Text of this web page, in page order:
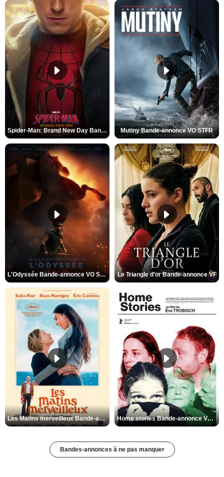
Spider-Man: Brand New Day Bande-annonce VO STFR Mutiny Bande-annonce VO STFR
L'Odyssée Bande-annonce VO STFR Le Triangle d'or Bande-annonce VF
Les Matins merveilleux Bande-annonce VF Home stories Bande-annonce VO STFR
Bandes-annonces à ne pas manquer